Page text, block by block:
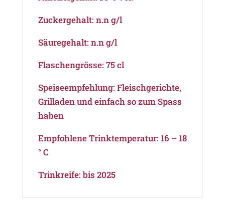
Zuckergehalt: n.n g/l
Säuregehalt: n.n g/l
Flaschengrösse: 75 cl
Speiseempfehlung: Fleischgerichte,
Grilladen und einfach so zum Spass
haben
Empfohlene Trinktemperatur: 16 – 18
° C
Trinkreife: bis 2025